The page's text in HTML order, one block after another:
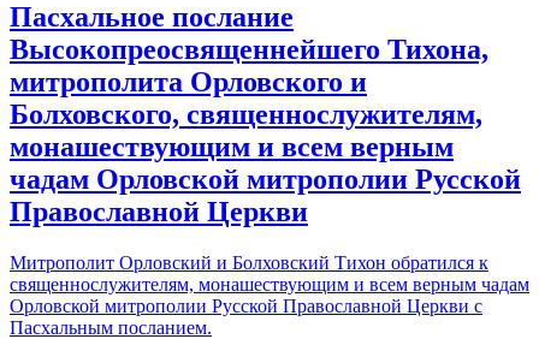
Пасхальное послание
Высокопреосвященнейшего Тихона,
митрополита Орловского и
Болховского, священнослужителям,
монашествующим и всем верным
чадам Орловской митрополии Русской
Православной Церкви
Митрополит Орловский и Болховский Тихон обратился к
священнослужителям, монашествующим и всем верным чадам
Орловской митрополии Русской Православной Церкви с
Пасхальным посланием.